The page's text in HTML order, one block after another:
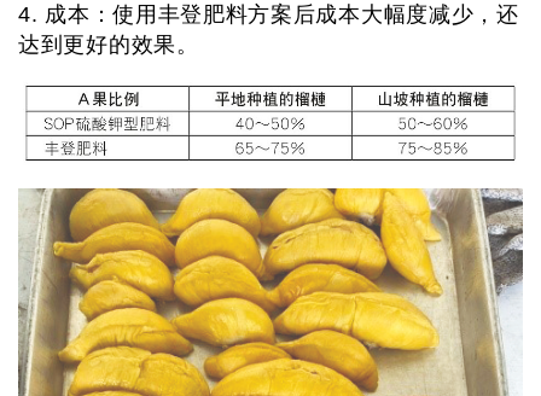
4. 成本：使用丰登肥料方案后成本大幅度减少，还
达到更好的效果。